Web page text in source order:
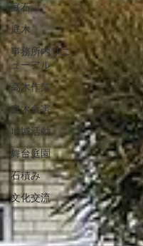
庭石
庭木
事務所内リニ
ューアル
高木作業
庭木食害
地域活動
舞台庭園
石積み
文化交流